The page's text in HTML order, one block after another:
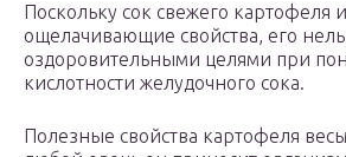
Поскольку сок свежего картофеля
ощелачивающие свойства, его
оздоровительными целями при
кислотности желудочного сока.
Полезные свойства картофеля